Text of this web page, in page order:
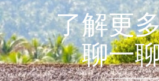
了解更
聊一